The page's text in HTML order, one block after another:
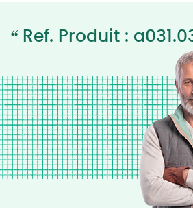
“ Ref. Produit :